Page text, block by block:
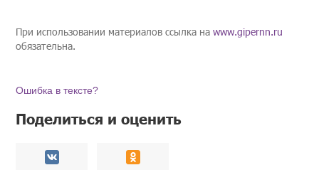
При использовании материалов ссылка наwww.gipernn.ru
обязательна.
Ошибка в тексте?
Поделиться и оценить